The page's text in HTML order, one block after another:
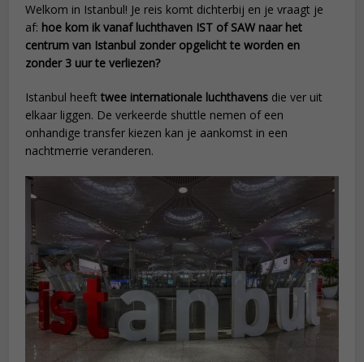
Welkom in Istanbul! Je reis komt dichterbij en je vraagt je
af: hoe kom ik vanaf luchthaven IST of SAW naar het
centrum van Istanbul zonder opgelicht te worden en
zonder 3 uur te verliezen?
Istanbul heefttwee internationale luchthavens die ver uit
elkaar liggen. De verkeerde shuttle nemen of een
onhandige transfer kiezen kan je aankomst in een
nachtmerrie veranderen.